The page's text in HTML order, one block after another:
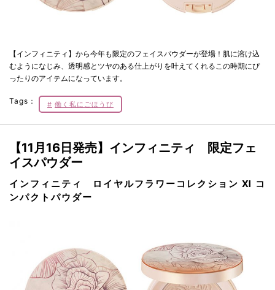
【インフィニティ】から今年も限定のフェイスパウダーが登場！肌に溶け込
むようになじみ、透明感とツヤのある仕上がりを叶えてくれるこの時期にぴ
ったりのアイテムになっています。
Tags： 働く私にごほうび
【11月16日発売】インフィニティ 限定フェ
イスパウダー
インフィニティ ロイヤルフラワーコレクション Ⅺ コ
ンパクトパウダー